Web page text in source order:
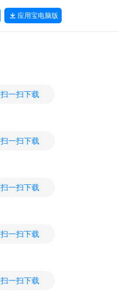
应用宝电脑版
扫一扫下载
扫一扫下载
扫一扫下载
扫一扫下载
扫一扫下载